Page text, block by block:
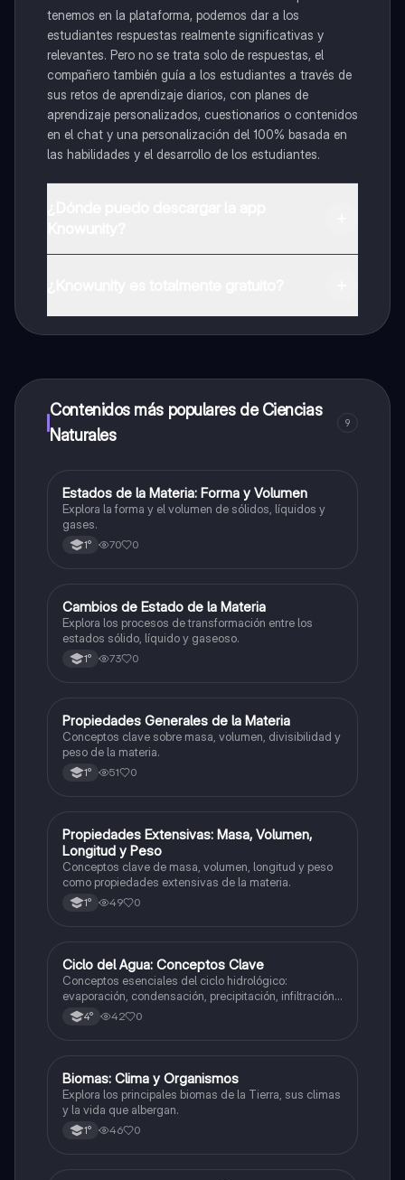
tenemos en la plataforma, podemos dar a los
estudiantes respuestas realmente significativas y
relevantes. Pero no se trata solo de respuestas, el
compañero también guía a los estudiantes a través de
sus retos de aprendizaje diarios, con planes de
aprendizaje personalizados, cuestionarios o contenidos
en el chat y una personalización del 100% basada en
las habilidades y el desarrollo de los estudiantes.
a determinadas funciones.
Contenidos más populares de Ciencias
Naturales
9
ECiencias Naturales
Estados de la Materia: Forma y Volumen
Explora la forma y el volumen de sólidos, líquidos y
gases.
1° 70 0
CCiencias Naturales
Cambios de Estado de la Materia
Explora los procesos de transformación entre los
estados sólido, líquido y gaseoso.
1° 73 0
PCiencias Naturales
Propiedades Generales de la Materia
Conceptos clave sobre masa, volumen, divisibilidad y
peso de la materia.
1° 51 0
PCiencias Naturales
Propiedades Extensivas: Masa, Volumen,
Longitud y Peso
Conceptos clave de masa, volumen, longitud y peso
como propiedades extensivas de la materia.
1° 49 0
CCiencias Naturales
Ciclo del Agua: Conceptos Clave
Conceptos esenciales del ciclo hidrológico:
evaporación, condensación, precipitación, infiltración
y transpiración.
4° 42 0
BCiencias Naturales
Biomas: Clima y Organismos
Explora los principales biomas de la Tierra, sus climas
y la vida que albergan.
1° 46 0